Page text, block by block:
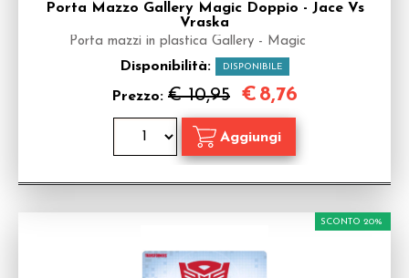
Porta Mazzo Gallery Magic Doppio - Jace Vs
Vraska
Porta mazzi in plastica Gallery - Magic
Disponibilità: DISPONIBILE
Prezzo: € 10,95 € 8,76
SCONTO 20%